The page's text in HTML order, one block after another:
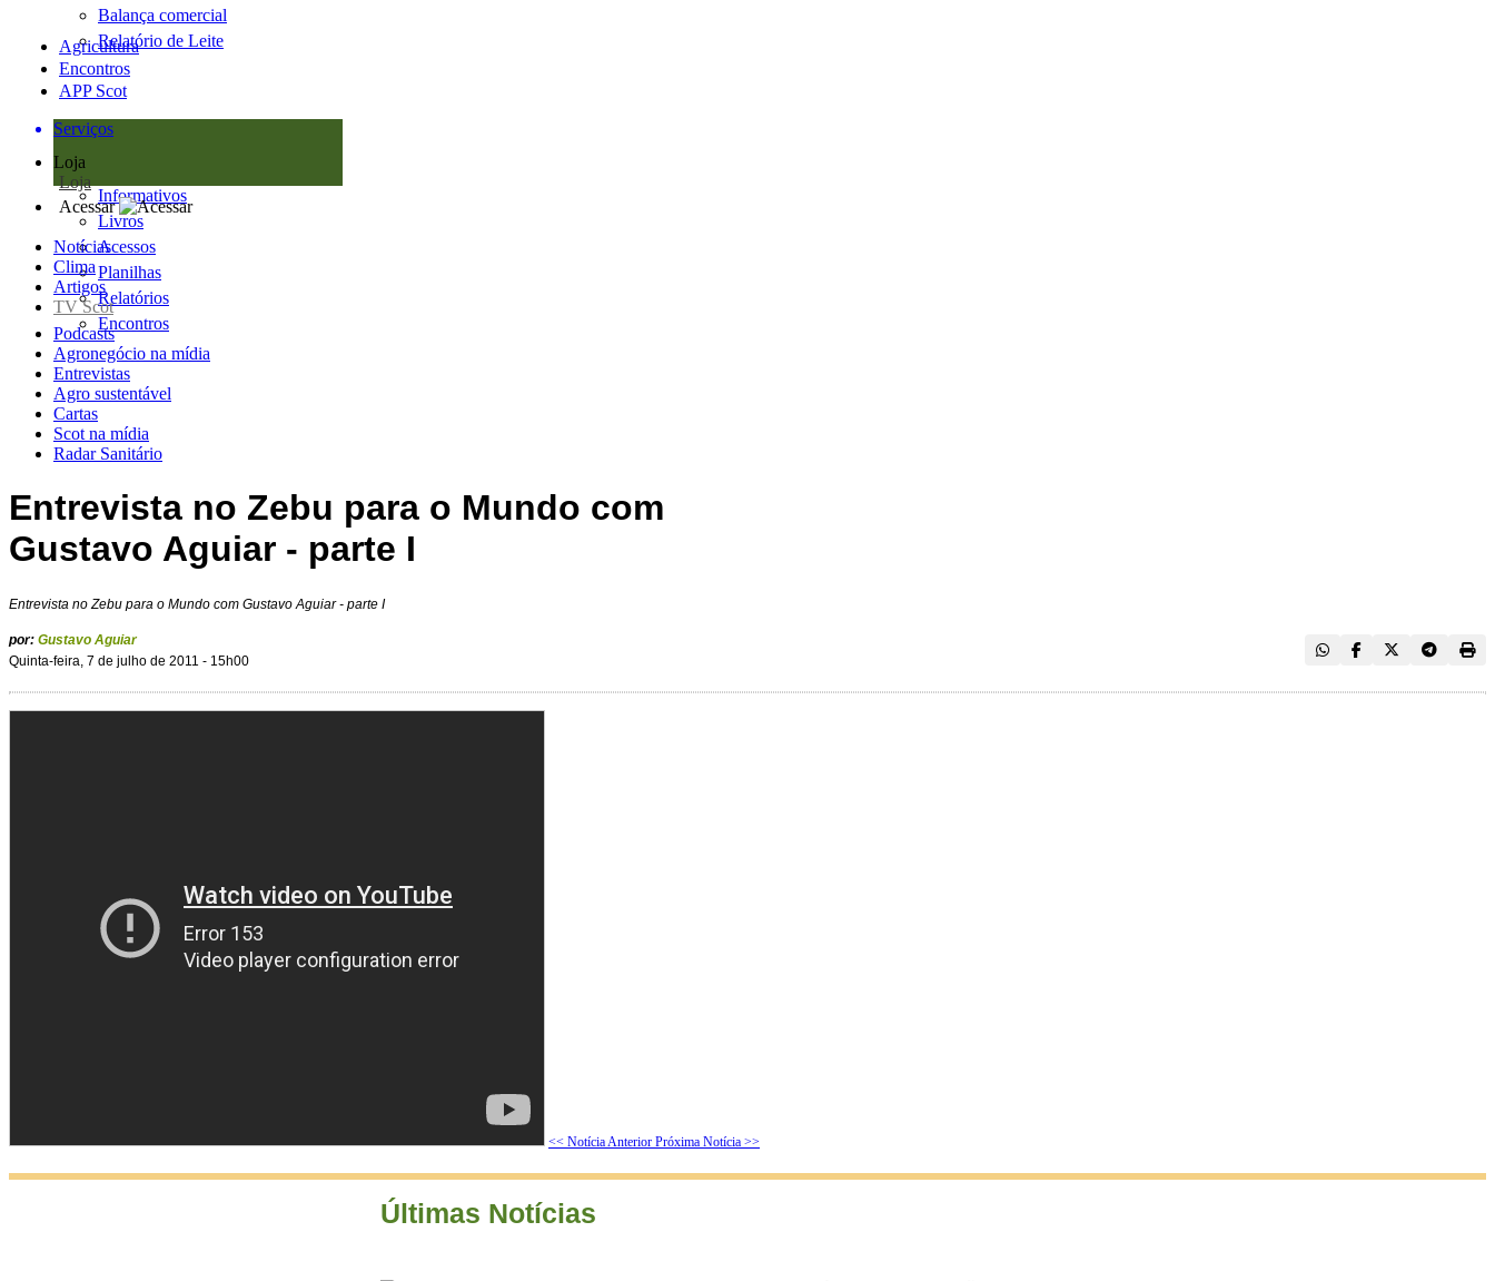
Balança comercial
Relatório de Leite
Agricultura
Encontros
APP Scot
Serviços
Loja
Loja
Informativos
Livros
Acessos
Planilhas
Relatórios
Encontros
Acessar
Notícias
Clima
Artigos
TV Scot
Podcasts
Agronegócio na mídia
Entrevistas
Agro sustentável
Cartas
Scot na mídia
Radar Sanitário
Entrevista no Zebu para o Mundo com
Gustavo Aguiar - parte I
Entrevista no Zebu para o Mundo com Gustavo Aguiar - parte I
por: Gustavo Aguiar
Quinta-feira, 7 de julho de 2011 - 15h00
<< Notícia Anterior Próxima Notícia >>
Últimas Notícias